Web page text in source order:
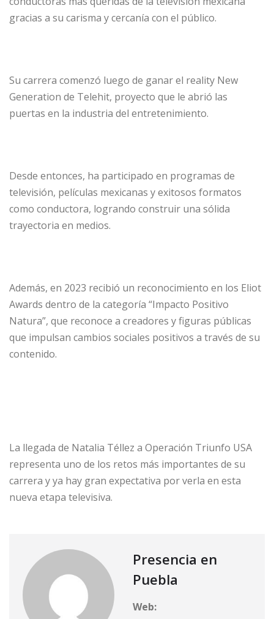
gracias a su carisma y cercanía con el público.
Su carrera comenzó luego de ganar el reality New
Generation de Telehit, proyecto que le abrió las
puertas en la industria del entretenimiento.
Desde entonces, ha participado en programas de
televisión, películas mexicanas y exitosos formatos
como conductora, logrando construir una sólida
trayectoria en medios.
Además, en 2023 recibió un reconocimiento en los Eliot
Awards dentro de la categoría “Impacto Positivo
Natura”, que reconoce a creadores y figuras públicas
que impulsan cambios sociales positivos a través de su
contenido.
La llegada de Natalia Téllez a Operación Triunfo USA
representa uno de los retos más importantes de su
carrera y ya hay gran expectativa por verla en esta
nueva etapa televisiva.
Presencia en
Puebla
Web: